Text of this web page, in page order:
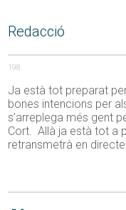
Redacció
198
Ja està tot preparat
bones intencions per
s’arreplega més gent
Cort. Allà ja està tot a
retransmetrà en